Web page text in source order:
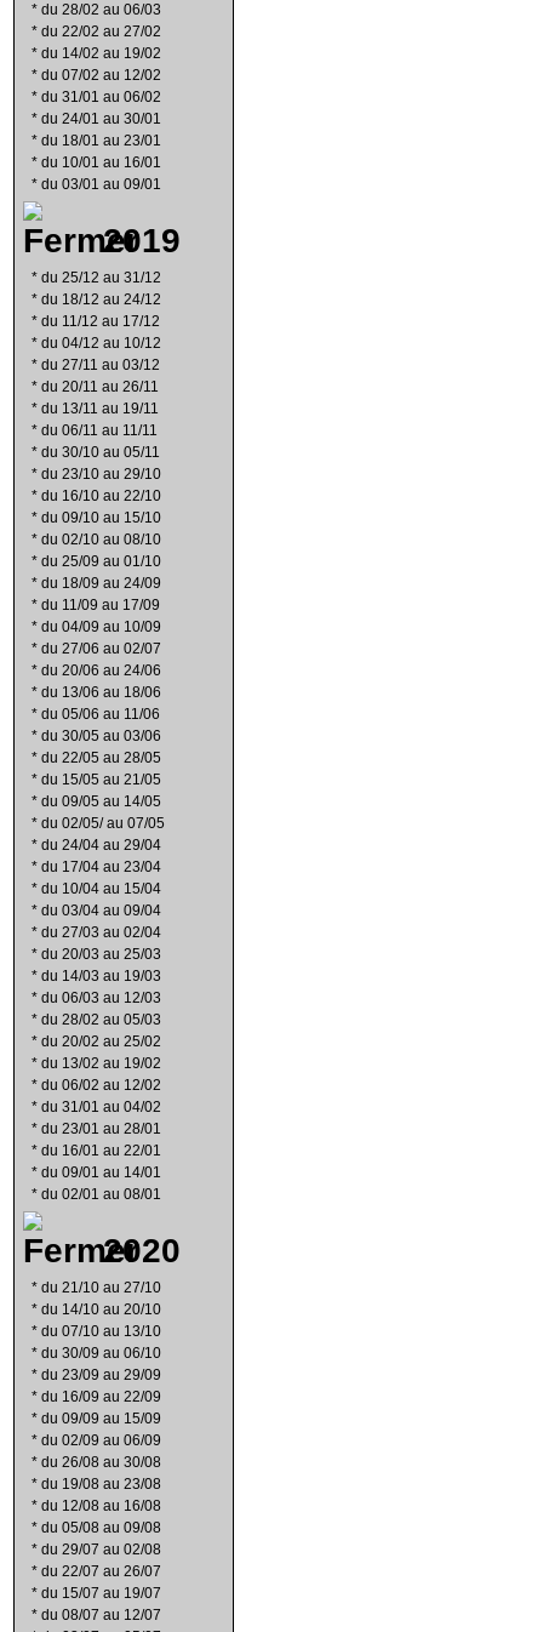
* du 28/02 au 06/03
* du 22/02 au 27/02
* du 14/02 au 19/02
* du 07/02 au 12/02
* du 31/01 au 06/02
* du 24/01 au 30/01
* du 18/01 au 23/01
* du 10/01 au 16/01
* du 03/01 au 09/01
2019
* du 25/12 au 31/12
* du 18/12 au 24/12
* du 11/12 au 17/12
* du 04/12 au 10/12
* du 27/11 au 03/12
* du 20/11 au 26/11
* du 13/11 au 19/11
* du 06/11 au 11/11
* du 30/10 au 05/11
* du 23/10 au 29/10
* du 16/10 au 22/10
* du 09/10 au 15/10
* du 02/10 au 08/10
* du 25/09 au 01/10
* du 18/09 au 24/09
* du 11/09 au 17/09
* du 04/09 au 10/09
* du 27/06 au 02/07
* du 20/06 au 24/06
* du 13/06 au 18/06
* du 05/06 au 11/06
* du 30/05 au 03/06
* du 22/05 au 28/05
* du 15/05 au 21/05
* du 09/05 au 14/05
* du 02/05/ au 07/05
* du 24/04 au 29/04
* du 17/04 au 23/04
* du 10/04 au 15/04
* du 03/04 au 09/04
* du 27/03 au 02/04
* du 20/03 au 25/03
* du 14/03 au 19/03
* du 06/03 au 12/03
* du 28/02 au 05/03
* du 20/02 au 25/02
* du 13/02 au 19/02
* du 06/02 au 12/02
* du 31/01 au 04/02
* du 23/01 au 28/01
* du 16/01 au 22/01
* du 09/01 au 14/01
* du 02/01 au 08/01
2020
* du 21/10 au 27/10
* du 14/10 au 20/10
* du 07/10 au 13/10
* du 30/09 au 06/10
* du 23/09 au 29/09
* du 16/09 au 22/09
* du 09/09 au 15/09
* du 02/09 au 06/09
* du 26/08 au 30/08
* du 19/08 au 23/08
* du 12/08 au 16/08
* du 05/08 au 09/08
* du 29/07 au 02/08
* du 22/07 au 26/07
* du 15/07 au 19/07
* du 08/07 au 12/07